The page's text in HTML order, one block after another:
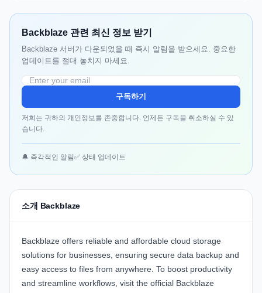
Backblaze 관련 최신 정보 받기
Backblaze 서버가 다운되었을 때 즉시 알림을 받으세요. 중요한
업데이트를 절대 놓치지 마세요.
구독하기
저희는 귀하의 개인정보를 존중합니다. 언제든 구독을 취소하실 수 있
습니다.
🔔 즉각적인 알림✅ 상태 업데이트
소개 Backblaze
Backblaze offers reliable and affordable cloud storage
solutions for businesses, ensuring secure data backup and
easy access to files from anywhere. To boost productivity
and streamline workflows, visit the official Backblaze